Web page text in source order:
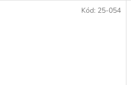
Kód: 25-054